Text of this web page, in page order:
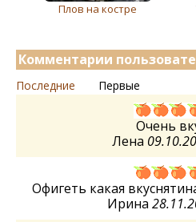
Плов на костре
Комментарии
Последние Первые
Очень
Лена
Офигеть какая
Ирина